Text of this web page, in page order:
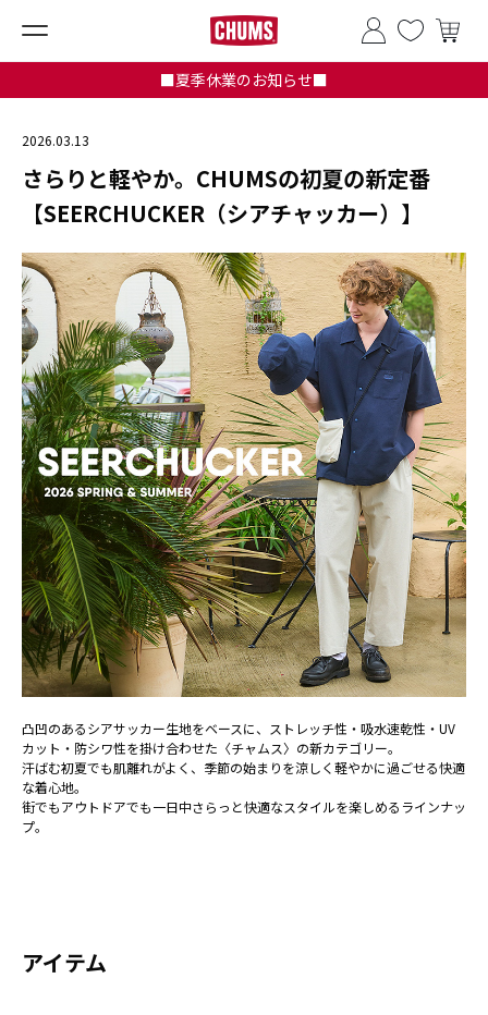
■夏季休業のお知らせ■
2026.03.13
さらりと軽やか。CHUMSの初夏の新定番
【SEERCHUCKER（シアチャッカー）】
凸凹のあるシアサッカー生地をベースに、ストレッチ性・吸水速乾性・UV
カット・防シワ性を掛け合わせた〈チャムス〉の新カテゴリー。
汗ばむ初夏でも肌離れがよく、季節の始まりを涼しく軽やかに過ごせる快適
な着心地。
街でもアウトドアでも一日中さらっと快適なスタイルを楽しめるラインナッ
プ。
アイテム